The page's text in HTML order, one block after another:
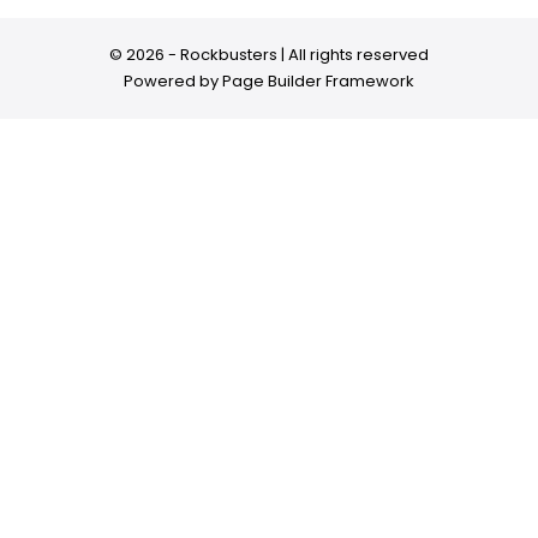
© 2026 - Rockbusters | All rights reserved
Powered byPage Builder Framework